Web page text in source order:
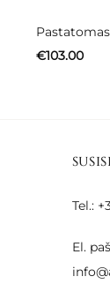
€103.00
Tel.:
El.